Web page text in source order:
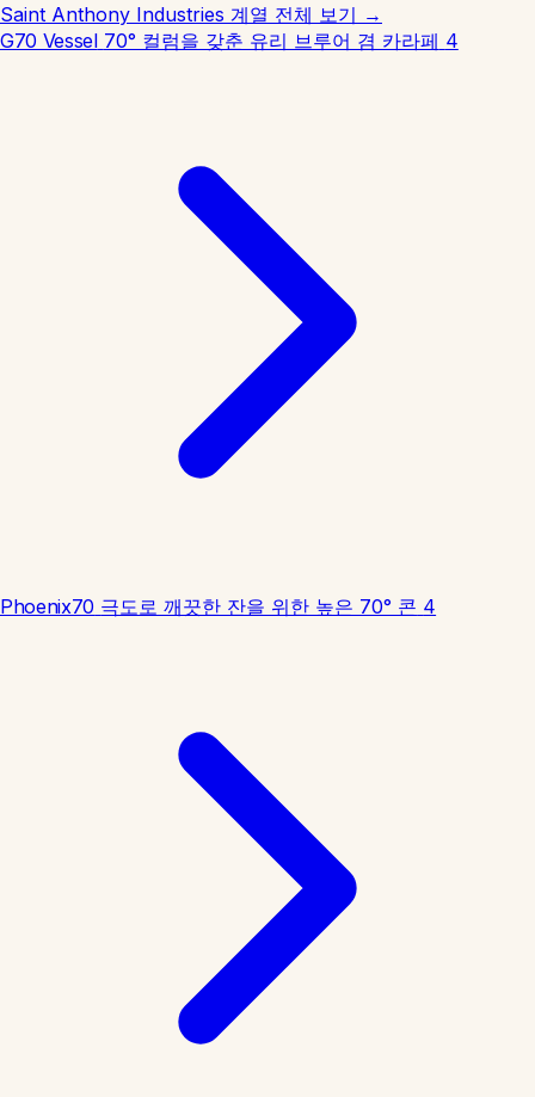
Saint Anthony Industries 계열 전체 보기 →
G70 Vessel 70° 컬럼을 갖춘 유리 브루어 겸 카라페 4
Phoenix70 극도로 깨끗한 잔을 위한 높은 70° 콘 4